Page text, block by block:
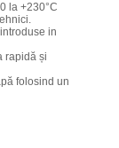
la +230°C
in
rapidă și
folosind un